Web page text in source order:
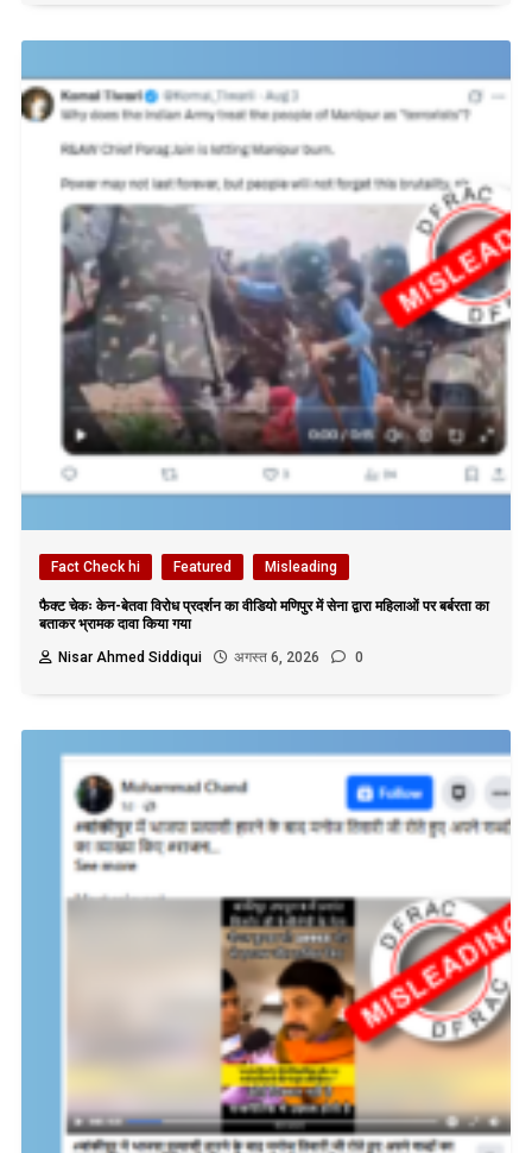
Fact Check hi Featured Misleading
फैक्ट चेकः केन-बेतवा विरोध प्रदर्शन का वीडियो मणिपुर में सेना द्वारा महिलाओं पर बर्बरता का
बताकर भ्रामक दावा किया गया
Nisar Ahmed Siddiqui
अगस्त 6, 2026 0